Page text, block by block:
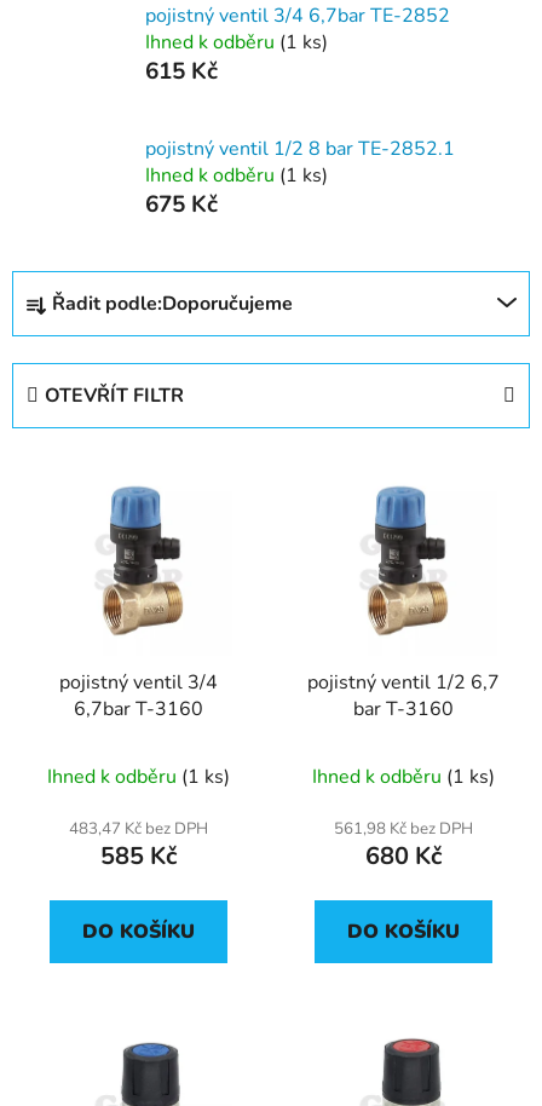
pojistný ventil 3/4 6,7bar TE-2852
Ihned k odběru (1 ks)
615 Kč
pojistný ventil 1/2 8 bar TE-2852.1
Ihned k odběru (1 ks)
675 Kč
Ř
z
Řadit podle:Doporučujeme
OTEVŘÍT FILTR
pojistný ventil 3/4
6,7bar T-3160
Ihned k odběru (1 ks)
483,47 Kč bez DPH
585 Kč
DO KOŠÍKU
pojistný ventil 1/2 6,7
bar T-3160
Ihned k odběru (1 ks)
561,98 Kč bez DPH
680 Kč
DO KOŠÍKU